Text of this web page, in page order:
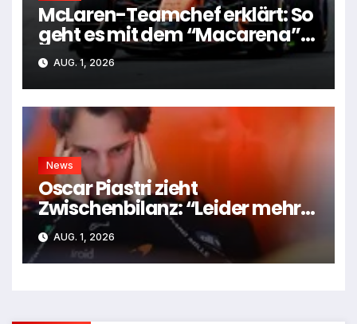
McLaren-Teamchef erklärt: So
geht es mit dem “Macarena”-
Flügel weiter
AUG. 1, 2026
News
Oscar Piastri zieht
Zwischenbilanz: “Leider mehr
Tiefen als Höhen”
AUG. 1, 2026